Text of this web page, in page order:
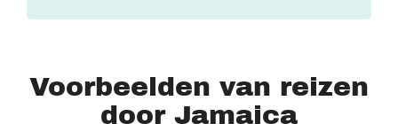
Voorbeelden van reizen
door Jamaica